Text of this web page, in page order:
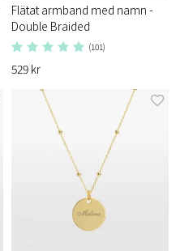
Flätat armband med namn -
Double Braided
(101)
529 kr